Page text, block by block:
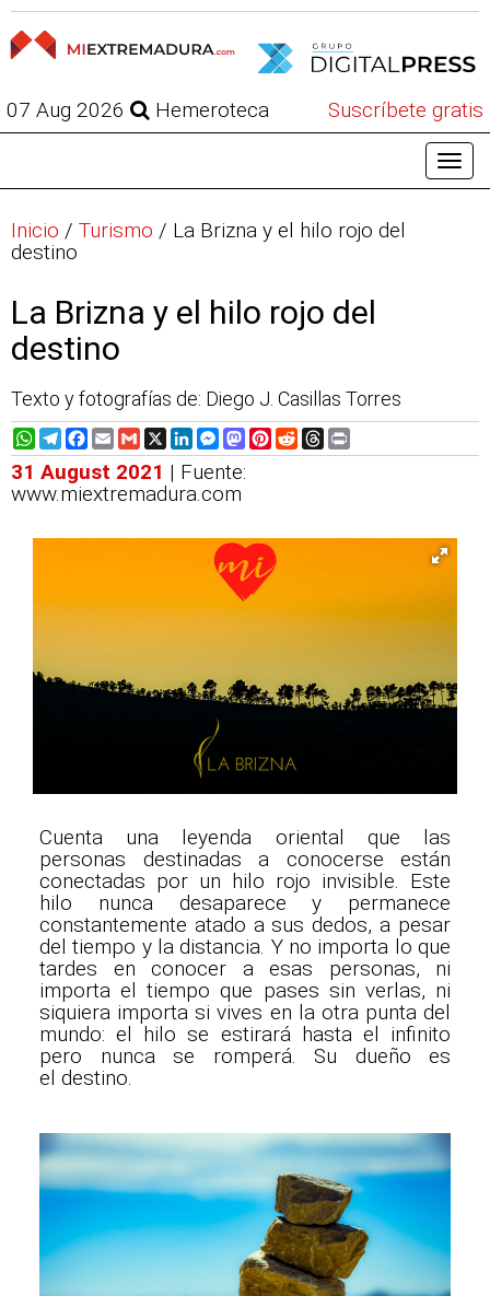
07 Aug 2026 Hemeroteca Suscríbete gratis
Inicio / Turismo / La Brizna y el hilo rojo del
destino
La Brizna y el hilo rojo del
destino
Texto y fotografías de: Diego J. Casillas Torres
WhatsApp
Telegram
Facebook
EmailGmail
X LinkedIn
Messenger
Mastodon
Pinterest
RedditThreads
31 August 2021 | Fuente:
www.miextremadura.com
Cuenta una leyenda oriental que las
personas destinadas a conocerse están
conectadas por un hilo rojo invisible. Este
hilo nunca desaparece y permanece
constantemente atado a sus dedos, a pesar
del tiempo y la distancia. Y no importa lo que
tardes en conocer a esas personas, ni
importa el tiempo que pases sin verlas, ni
siquiera importa si vives en la otra punta del
mundo: el hilo se estirará hasta el infinito
pero nunca se romperá. Su dueño es
el destino.